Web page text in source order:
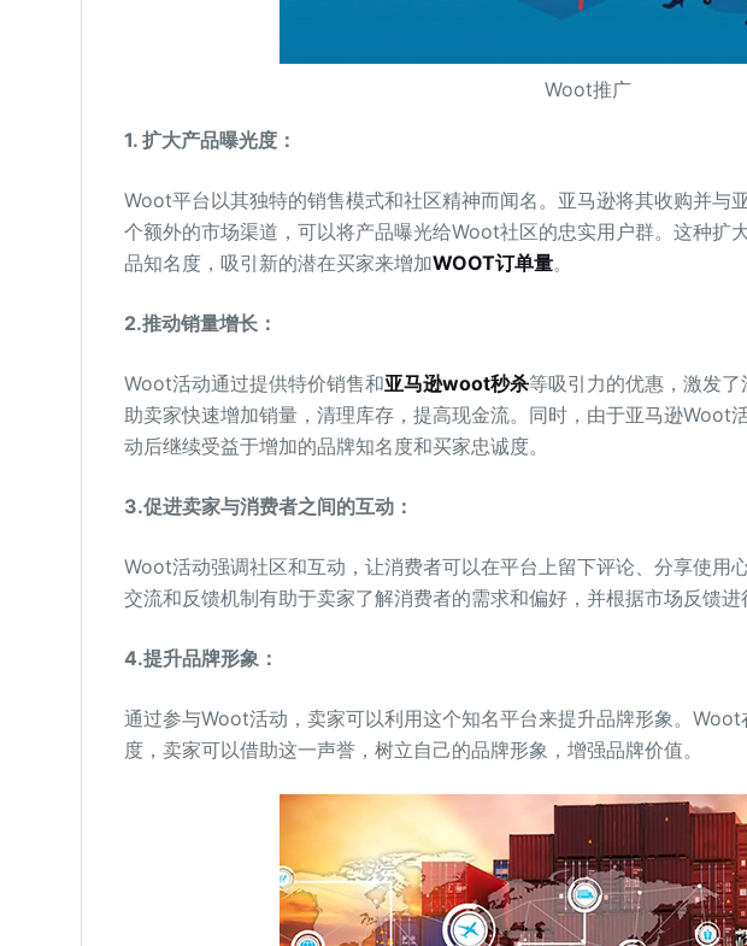
Woot推广
1. 扩大产品曝光度：
Woot平台以其独特的销售模式和社区精神而闻名。亚马逊将其收购并与
个额外的市场渠道，可以将产品曝光给Woot社区的忠实用户群。这种扩
品知名度，吸引新的潜在买家来增加WOOT订单量。
2.推动销量增长：
Woot活动通过提供特价销售和亚马逊woot秒杀等吸引力的优惠，激发
助卖家快速增加销量，清理库存，提高现金流。同时，由于亚马逊Woot
动后继续受益于增加的品牌知名度和买家忠诚度。
3.促进卖家与消费者之间的互动：
Woot活动强调社区和互动，让消费者可以在平台上留下评论、分享使用
交流和反馈机制有助于卖家了解消费者的需求和偏好，并根据市场反馈进
4.提升品牌形象：
通过参与Woot活动，卖家可以利用这个知名平台来提升品牌形象。
度，卖家可以借助这一声誉，树立自己的品牌形象，增强品牌价值。